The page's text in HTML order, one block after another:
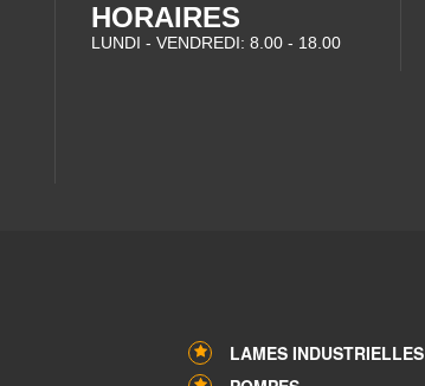
HORAIRES
LUNDI - VENDREDI: 8.00 - 18.00
LAMES INDUSTRIELLES